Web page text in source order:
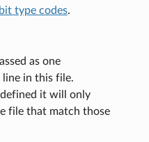
type codes.
as one
line in this file.
it will only
file that match those